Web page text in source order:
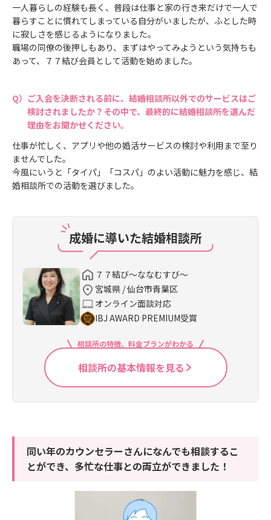
一人暮らしの経験も長く、普段は仕事と家の行き来だけで一人で
暮らすことに慣れてしまっている自分がいましたが、ふとした時
に寂しさを感じるようになりました。
職場の同僚の後押しもあり、まずはやってみようという気持ちも
あって、７７結び会員として活動を始めました。
ご入会を決断される前に、結婚相談所以外でのサービスはご
検討されましたか？その中で、最終的に結婚相談所を選んだ
理由をお聞かせください。
仕事が忙しく、アプリや他の婚活サービスの検討や利用まで至り
ませんでした。
今風にいうと「タイパ」「コスパ」のよい活動に魅力を感じ、結
婚相談所での活動を選びました。
成婚に導いた結婚相談所
７７結び～ななむすび～
宮城県 / 仙台市青葉区
オンライン面談対応
IBJ AWARD PREMIUM受賞
相談所の特徴、料金プランがわかる
相談所の基本情報を見る
同い年のカウンセラーさんになんでも相談するこ
とができ、多忙な仕事との両立ができました！